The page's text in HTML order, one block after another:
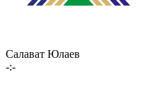
Салават Юлаев
-:-